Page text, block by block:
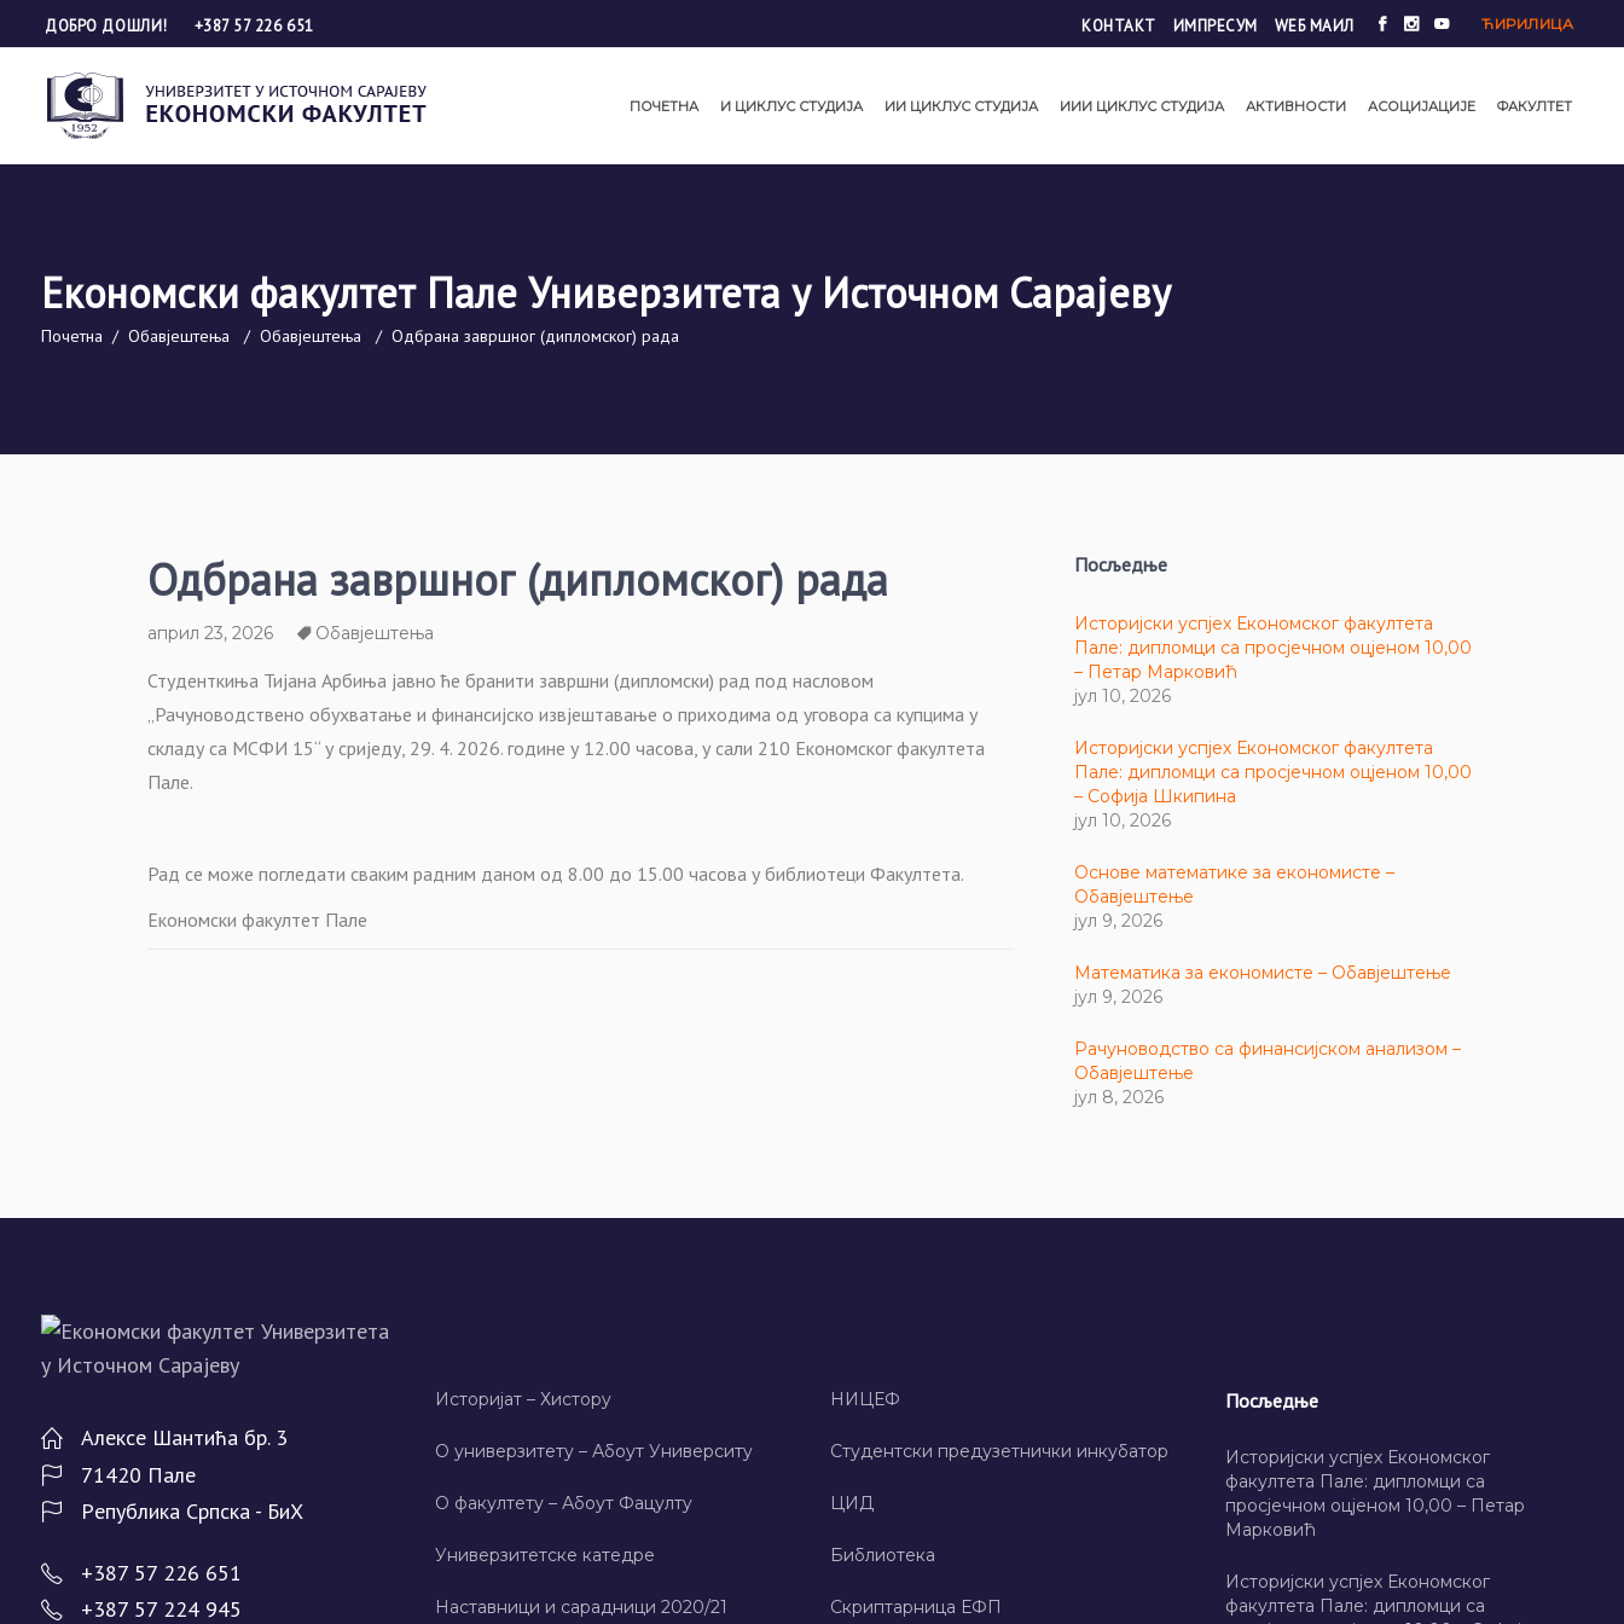
ДОБРО ДОШЛИ! +387 57 226 651 КОНТАКТ ИМПРЕСУМ WЕБ МАИЛ ЋИРИЛИЦА
ПОЧЕТНА И ЦИКЛУС СТУДИЈА ИИ ЦИКЛУС СТУДИЈА ИИИ ЦИКЛУС СТУДИЈА АКТИВНОСТИ АСОЦИЈАЦИЈЕ ФАКУЛТЕТ
Економски факултет Пале Универзитета у Источном Сарајеву
Почетна / Обавјештења / Обавјештења / Одбрана завршног (дипломског) рада
Одбрана завршног (дипломског) рада
април 23, 2026 Обавјештења
Студенткиња Тијана Арбиња јавно ће бранити завршни (дипломски) рад под насловом
„Рачуноводствено обухватање и финансијско извјештавање о приходима од уговора са купцима у
складу са МСФИ 15“ у сриједу, 29. 4. 2026. године у 12.00 часова, у сали 210 Економског факултета
Пале.
Рад се може погледати сваким радним даном од 8.00 до 15.00 часова у библиотеци Факултета.
Економски факултет Пале
Посљедње
Историјски успјех Економског факултета
Пале: дипломци са просјечном оцјеном 10,00
– Петар Марковић
јул 10, 2026
Историјски успјех Економског факултета
Пале: дипломци са просјечном оцјеном 10,00
– Софија Шкипина
јул 10, 2026
Основе математике за економисте –
Обавјештење
јул 9, 2026
Математика за економисте – Обавјештење
јул 9, 2026
Рачуноводство са финансијском анализом –
Обавјештење
јул 8, 2026
Алeксe Шантића бр. 3
71420 Палe
Рeпублика Српска - БиХ
+387 57 226 651
+387 57 224 945
Историјат – Хисторy
О универзитету – Абоут Университy
О факултету – Абоут Фацултy
Универзитетске катедре
Наставници и сарадници 2020/21
НИЦЕФ
Студентски предузетнички инкубатор
ЦИД
Библиотека
Скриптарница ЕФП
Посљедње
Историјски успјех Економског
факултета Пале: дипломци са
просјечном оцјеном 10,00 – Петар
Марковић
Историјски успјех Економског
факултета Пале: дипломци са